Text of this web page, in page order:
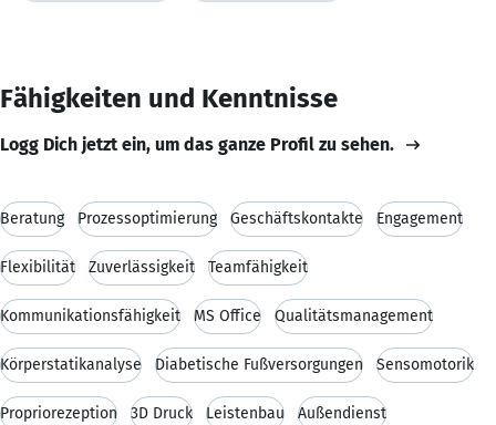
Fähigkeiten und Kenntnisse
Logg Dich jetzt ein, um das ganze Profil zu sehen.
Beratung Prozessoptimierung Geschäftskontakte Engagement
Flexibilität Zuverlässigkeit Teamfähigkeit
Kommunikationsfähigkeit MS Office Qualitätsmanagement
Körperstatikanalyse Diabetische Fußversorgungen Sensomotorik
Propriorezeption 3D Druck Leistenbau Außendienst